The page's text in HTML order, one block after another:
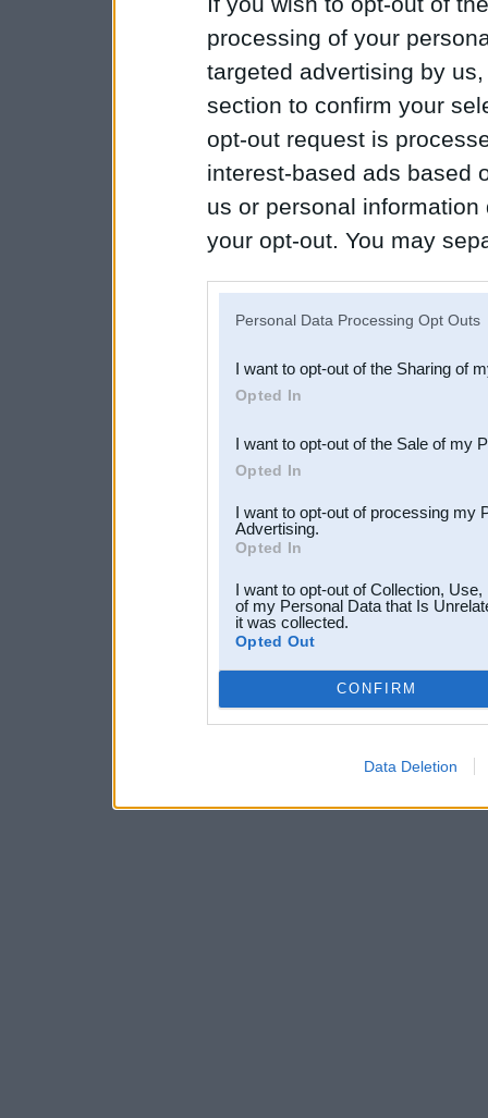
processing of your
targeted advertising by
section to confirm your
opt-out request is
interest-based ads based
us or personal
your opt-out. You may
Downstream Participants
third parties.
Personal Data Processing Opt Outs
I want to opt-out of the Sharing of
Opted In
I want to opt-out of the Sale of my
Opted In
I want to opt-out of processing my
Advertising.
Opted In
I want to opt-out of Collection,
of my Personal Data that Is
it was collected.
Opted Out
CONFIRM
Data Deletion